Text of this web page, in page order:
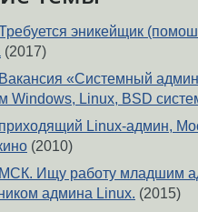
эникейщик
(2017)
Вакансия «Системный
Windows, Linux, BSD
приходящий Linux-админ,
(2010)
МСК. Ищу работу младшим
админа Linux. (2015)